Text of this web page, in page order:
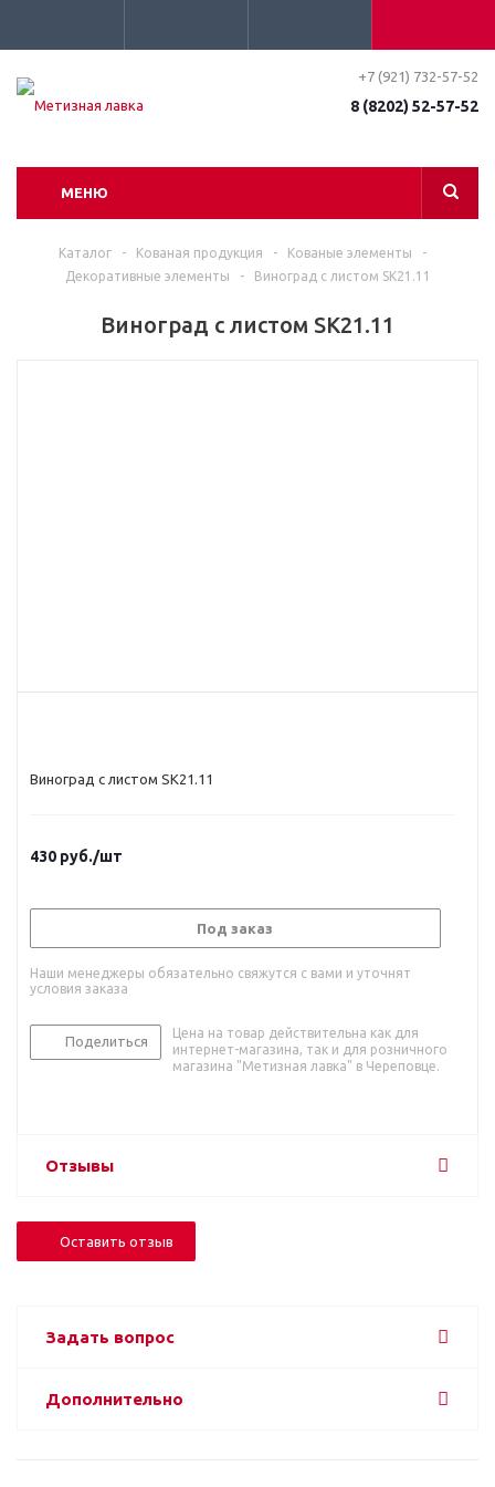
+7 (921) 732-57-52
8 (8202) 52-57-52
МЕНЮ
Каталог - Кованая продукция - Кованые элементы
-
Декоративные элементы
- Виноград с листом SK21.11
Виноград с листом SK21.11
Виноград с листом SK21.11
430 руб./шт
Под заказ
Наши менеджеры обязательно свяжутся с вами и уточнят
условия заказа
Поделиться
Цена на товар действительна как для
интернет-магазина, так и для розничного
магазина "Метизная лавка" в Череповце.
Отзывы
Оставить отзыв
Задать вопрос
Дополнительно